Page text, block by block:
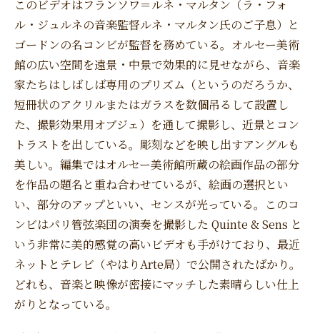
このビデオはフランソワ＝ルネ・マルタン（ラ・フォ
ル・ジュルネの音楽監督ルネ・マルタン氏のご子息）と
ゴードンの名コンビが監督を務めている。オルセー美術
館の広い空間を遠景・中景で効果的に見せながら、音楽
家たちはしばしば専用のプリズム（というのだろうか、
短冊状のアクリルまたはガラスを数個吊るして設置し
た、撮影効果用オブジェ）を通して撮影し、近景とコン
トラストを出している。彫刻などを映し出すアングルも
美しい。編集ではオルセー美術館所蔵の絵画作品の部分
を作品の題名と重ね合わせているが、絵画の選択とい
い、部分のアップといい、センスが光っている。このコ
ンビはパリ管弦楽団の演奏を撮影した Quinte & Sens と
いう非常に美的感覚の高いビデオも手がけており、最近
ネットとテレビ（やはりArte局）で公開されたばかり。
どれも、音楽と映像が密接にマッチした素晴らしい仕上
がりとなっている。